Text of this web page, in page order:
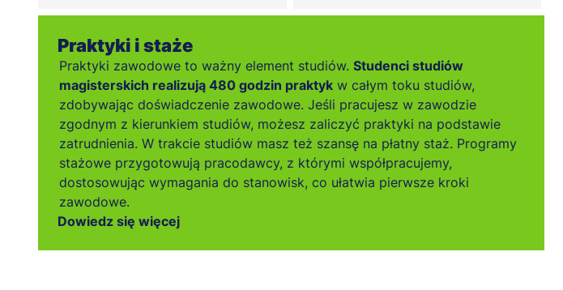
Praktyki i staże
Praktyki zawodowe to ważny element studiów. Studenci studiów
magisterskich realizują 480 godzin praktyk w całym toku studiów,
zdobywając doświadczenie zawodowe. Jeśli pracujesz w zawodzie
zgodnym z kierunkiem studiów, możesz zaliczyć praktyki na podstawie
zatrudnienia. W trakcie studiów masz też szansę na płatny staż. Programy
stażowe przygotowują pracodawcy, z którymi współpracujemy,
dostosowując wymagania do stanowisk, co ułatwia pierwsze kroki
zawodowe.
Dowiedz się więcej